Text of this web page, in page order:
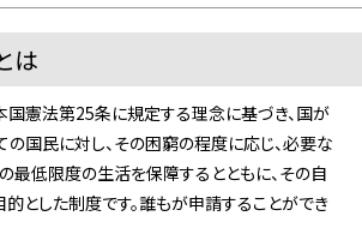
は
国憲法第25条に規定する理念に基づき、国が
国民に対し、その困窮の程度に応じ、必要な
最低限度の生活を保障するとともに、その自
とした制度です。誰もが申請することができ